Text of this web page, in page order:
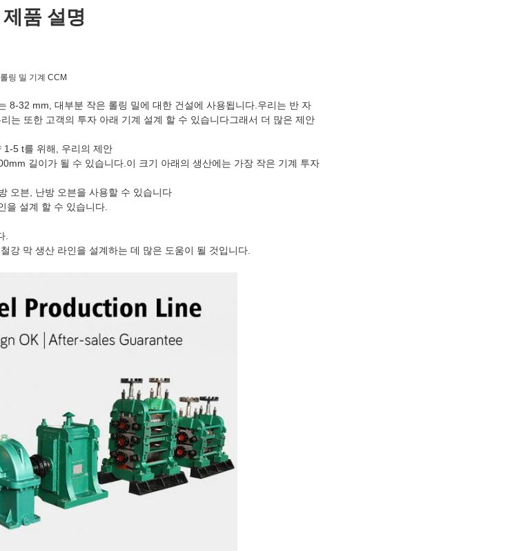
제품 설명
링 밀 기계 CCM
8-32 mm, 대부분 작은 롤링 밀에 대한 건설에 사용됩니다.우리는 반 자
는 또한 고객의 투자 아래 기계 설계 할 수 있습니다그래서 더 많은 제안
1-5 t를 위해, 우리의 제안
길이가 될 수 있습니다.이 크기 아래의 생산에는 가장 작은 기계 투자
오븐, 난방 오븐을 사용할 수 있습니다
을 설계 할 수 있습니다.
.
강 막 생산 라인을 설계하는 데 많은 도움이 될 것입니다.